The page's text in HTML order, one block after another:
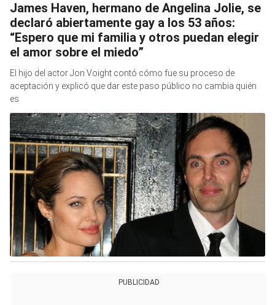
James Haven, hermano de Angelina Jolie, se
declaró abiertamente gay a los 53 años:
“Espero que mi familia y otros puedan elegir
el amor sobre el miedo”
El hijo del actor Jon Voight contó cómo fue su proceso de
aceptación y explicó que dar este paso público no cambia quién
es
PUBLICIDAD